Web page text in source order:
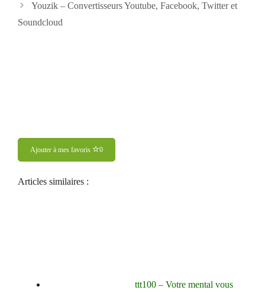
Youzik – Convertisseurs Youtube, Facebook, Twitter et
Soundcloud
Ajouter à mes favoris 0
Articles similaires :
ttt100 – Votre mental vous